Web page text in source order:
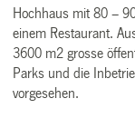
Hochhaus mit 80 –
einem Restaurant.
3600 m2 grosse
Parks und die
vorgesehen.